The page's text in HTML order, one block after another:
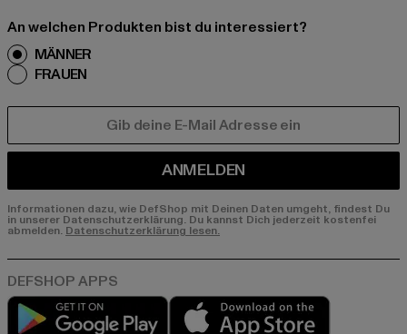
An welchen Produkten bist du interessiert?
MÄNNER
FRAUEN
ANMELDEN
Informationen dazu, wie DefShop mit Deinen Daten umgeht, findest Du
in unserer Datenschutzerklärung. Du kannst Dich jederzeit kostenfei
abmelden. Datenschutzerklärung lesen.
Play market